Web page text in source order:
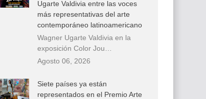
Ugarte Valdivia entre las voces
más representativas del arte
contemporáneo latinoamericano
Wagner Ugarte Valdivia en la
exposición Color Jou…
Agosto 06, 2026
Siete países ya están
representados en el Premio Arte